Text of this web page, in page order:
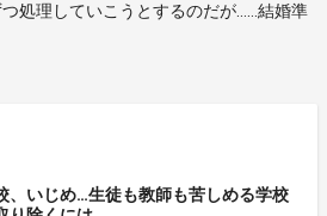
処理していこうとするのだが……結婚準
、いじめ…生徒も教師も苦しめる学校